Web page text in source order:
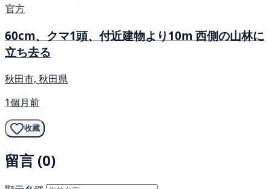
官方
60cm、クマ1頭、付近建物より10m 西側の山林に
立ち去る
秋田市, 秋田県
1個月前
收藏
留言 (0)